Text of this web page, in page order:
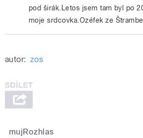
pod širák.Letos jsem tam byl po
moje srdcovka.Ozéfek ze
autor: zos
mujRozhlas